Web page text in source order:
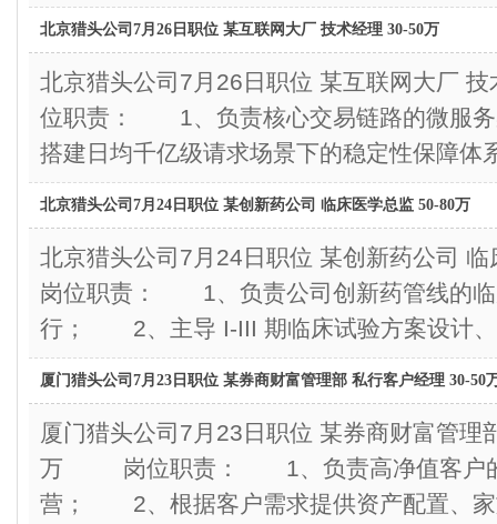
北京猎头公司7月26日职位 某互联网大厂 技术经理 30-50万
北京猎头公司7月26日职位 某互联网大
位职责： 1、负责核心交易链路的微服务
搭建日均千亿级请求场景下的稳定性保
北京猎头公司7月24日职位 某创新药公司 临床医学总监 50-80万
北京猎头公司7月24日职位 某创新药公
岗位职责： 1、负责公司创新药管线的临
行； 2、主导 I-III 期临床试验方案设计、
厦门猎头公司7月23日职位 某券商财富管理部 私行客户经理 30-50
厦门猎头公司7月23日职位 某券商财富管理
万 岗位职责： 1、负责高净值客户的
营； 2、根据客户需求提供资产配置、家